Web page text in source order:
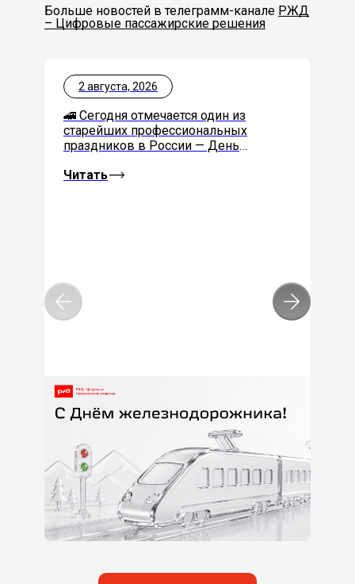
Больше новостей в телеграмм-канале РЖД
– Цифровые пассажирские решения
2 августа, 2026
🚄 Сегодня отмечается один из
старейших профессиональных
праздников в России — День
честь императора Николая I, при ...
Читать